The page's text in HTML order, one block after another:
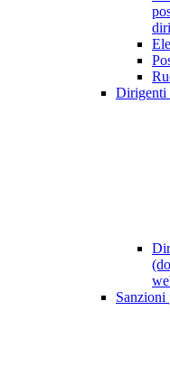
Dirigenti
Sanzioni